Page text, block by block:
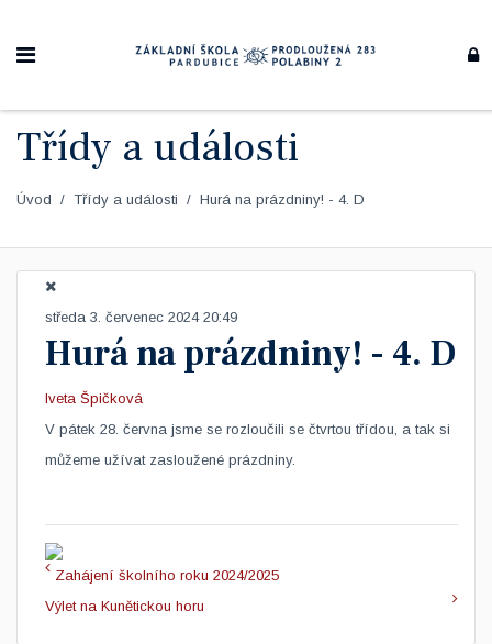
Třídy a události
Úvod Třídy a události Hurá na prázdniny! - 4. D
středa 3. červenec 2024 20:49
Hurá na prázdniny! - 4. D
Iveta Špičková
V pátek 28. června jsme se rozloučili se čtvrtou třídou, a tak si
můžeme užívat zasloužené prázdniny.
Zahájení školního roku 2024/2025
Výlet na Kunětickou horu